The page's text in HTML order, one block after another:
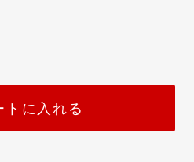
トに入れる